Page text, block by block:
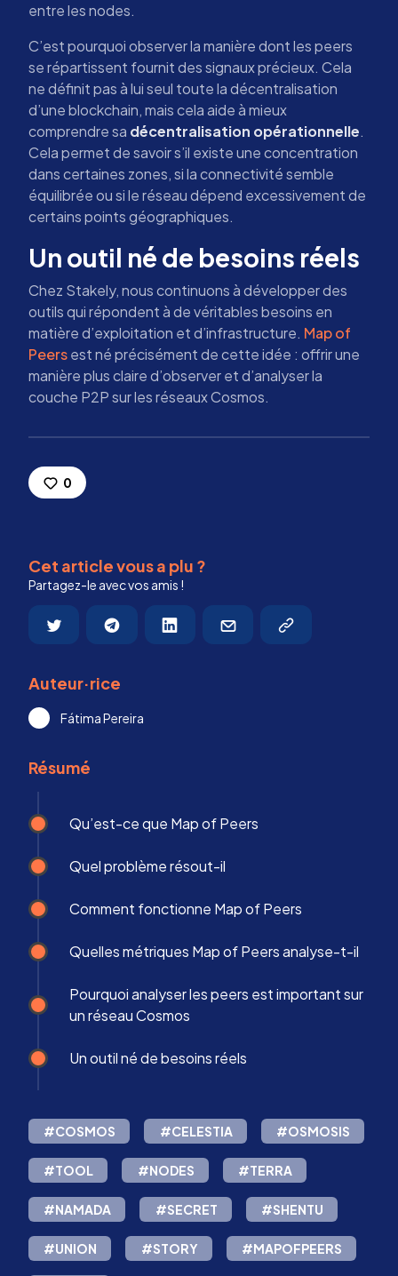
entre les nodes.
C’est pourquoi observer la manière dont les peers
se répartissent fournit des signaux précieux. Cela
ne définit pas à lui seul toute la décentralisation
d’une blockchain, mais cela aide à mieux
comprendre sa décentralisation opérationnelle.
Cela permet de savoir s’il existe une concentration
dans certaines zones, si la connectivité semble
équilibrée ou si le réseau dépend excessivement de
certains points géographiques.
Un outil né de besoins réels
Chez Stakely, nous continuons à développer des
outils qui répondent à de véritables besoins en
matière d’exploitation et d’infrastructure. Map of
Peersest né précisément de cette idée : offrir une
manière plus claire d’observer et d’analyser la
couche P2P sur les réseaux Cosmos.
0
Cet article vous a plu ?
Partagez-le avec vos amis !
Auteur·rice
Fátima Pereira
Résumé
Qu’est-ce que Map of Peers
Quel problème résout-il
Comment fonctionne Map of Peers
Quelles métriques Map of Peers analyse-t-il
Pourquoi analyser les peers est important sur
un réseau Cosmos
Un outil né de besoins réels
#COSMOS #CELESTIA #OSMOSIS
#TOOL #NODES #TERRA
#NAMADA #SECRET #SHENTU
#UNION #STORY #MAPOFPEERS